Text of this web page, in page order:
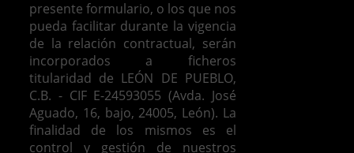
presente formulario, o los que nos
pueda facilitar durante la vigencia
de la relación contractual, serán
incorporados a ficheros
titularidad de LEÓN DE PUEBLO,
C.B. - CIF E-24593055 (Avda. José
Aguado, 16, bajo, 24005, León). La
finalidad de los mismos es el
control y gestión de nuestros